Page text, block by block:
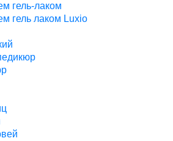
гель-лаком
гель лаком Luxio